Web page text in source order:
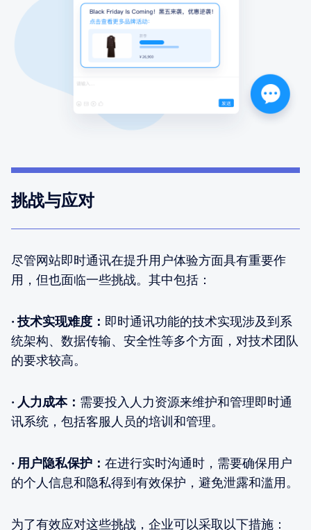
挑战与应对
尽管网站即时通讯在提升用户体验方面具有重要作
用，但也面临一些挑战。其中包括：
· 技术实现难度： 即时通讯功能的技术实现涉及到系
统架构、数据传输、安全性等多个方面，对技术团队
的要求较高。
· 人力成本： 需要投入人力资源来维护和管理即时通
讯系统，包括客服人员的培训和管理。
· 用户隐私保护： 在进行实时沟通时，需要确保用户
的个人信息和隐私得到有效保护，避免泄露和滥用。
为了有效应对这些挑战，企业可以采取以下措施：